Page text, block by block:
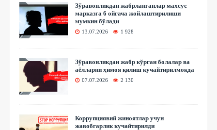
Зўравонликдан жабрланганлар махсус
марказга 6 ойгача жойлаштирилиши
мумкин бўлади
13.07.2026 1 928
Зўравонликдан жабр кўрган болалар ва
аёлларни ҳимоя қилиш кучайтирилмоқда
07.07.2026 2 130
Коррупциявий жиноятлар учун
жавобгарлик кучайтирилди